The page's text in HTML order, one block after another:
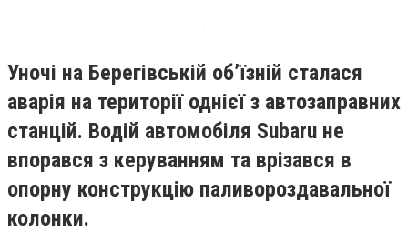
Уночі на Берегівській об’їзній сталася
аварія на території однієї з автозаправних
станцій. Водій автомобіля Subaru не
впорався з керуванням та врізався в
опорну конструкцію паливороздавальної
колонки.